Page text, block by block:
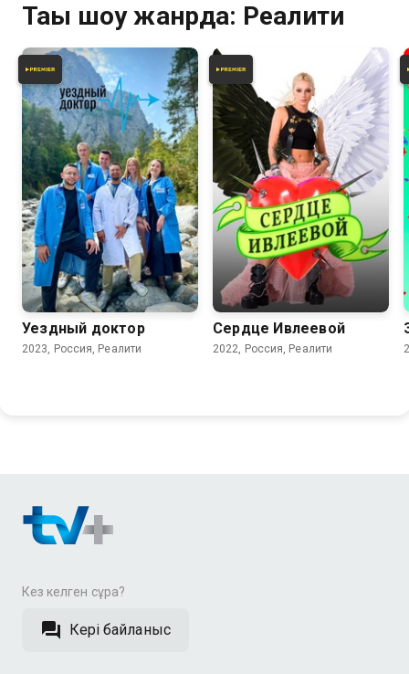
Тағы шоу жанрда: Реалити
Уездный доктор
2023, Россия, Реалити
Сердце Ивлеевой
2022, Россия, Реалити
Кез келген сұрақ?
Кері байланыс